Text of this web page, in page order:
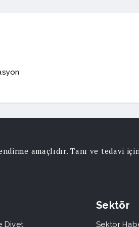
amaçlıdır. Tanı ve tedavi
Diyet
Sektör
Sektör